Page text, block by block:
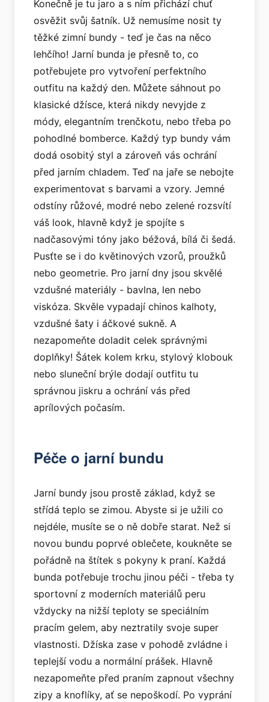
Konečně je tu jaro a s ním přichází chuť
osvěžit svůj šatník. Už nemusíme nosit ty
těžké zimní bundy - teď je čas na něco
lehčího! Jarní bunda je přesně to, co
potřebujete pro vytvoření perfektního
outfitu na každý den. Můžete sáhnout po
klasické džísce, která nikdy nevyjde z
módy, elegantním trenčkotu, nebo třeba po
pohodlné bomberce. Každý typ bundy vám
dodá osobitý styl a zároveň vás ochrání
před jarním chladem. Teď na jaře se nebojte
experimentovat s barvami a vzory. Jemné
odstíny růžové, modré nebo zelené rozsvítí
váš look, hlavně když je spojíte s
nadčasovými tóny jako béžová, bílá či šedá.
Pusťte se i do květinových vzorů, proužků
nebo geometrie. Pro jarní dny jsou skvělé
vzdušné materiály - bavlna, len nebo
viskóza. Skvěle vypadají chinos kalhoty,
vzdušné šaty i áčkové sukně. A
nezapomeňte doladit celek správnými
doplňky! Šátek kolem krku, stylový klobouk
nebo sluneční brýle dodají outfitu tu
správnou jiskru a ochrání vás před
aprílových počasím.
Péče o jarní bundu
Jarní bundy jsou prostě základ, když se
střídá teplo se zimou. Abyste si je užili co
nejdéle, musíte se o ně dobře starat. Než si
novou bundu poprvé oblečete, koukněte se
pořádně na štítek s pokyny k praní. Každá
bunda potřebuje trochu jinou péči - třeba ty
sportovní z moderních materiálů peru
vždycky na nižší teploty se speciálním
pracím gelem, aby neztratily svoje super
vlastnosti. Džíska zase v pohodě zvládne i
teplejší vodu a normální prášek. Hlavně
nezapomeňte před praním zapnout všechny
zipy a knoflíky, ať se nepoškodí. Po vyprání